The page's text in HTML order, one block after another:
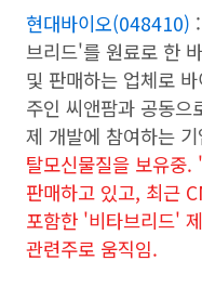
현대바이오(048410)
브리드'를 원료로 한
및 판매하는 업체로
주인 씨앤팜과 공동
제 개발에 참여하는 기
탈모신물질을 보유중
판매하고 있고, 최근
포함한 '비타브리드'
관련주로 움직임.